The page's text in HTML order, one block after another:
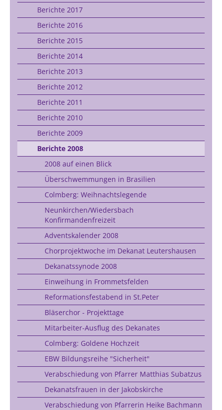
Berichte 2017
Berichte 2016
Berichte 2015
Berichte 2014
Berichte 2013
Berichte 2012
Berichte 2011
Berichte 2010
Berichte 2009
Berichte 2008
2008 auf einen Blick
Überschwemmungen in Brasilien
Colmberg: Weihnachtslegende
Neunkirchen/Wiedersbach
Konfirmandenfreizeit
Adventskalender 2008
Chorprojektwoche im Dekanat Leutershausen
Dekanatssynode 2008
Einweihung in Frommetsfelden
Reformationsfestabend in St.Peter
Bläserchor - Projekttage
Mitarbeiter-Ausflug des Dekanates
Colmberg: Goldene Hochzeit
EBW Bildungsreihe "Sicherheit"
Verabschiedung von Pfarrer Matthias Subatzus
Dekanatsfrauen in der Jakobskirche
Verabschiedung von Pfarrerin Heike Bachmann